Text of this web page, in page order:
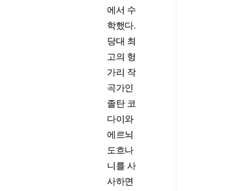
에서 수
학했다.
당대 최
고의 헝
가리 작
곡가인
졸탄 코
다이와
에르뇌
도흐나
니를 사
사하면